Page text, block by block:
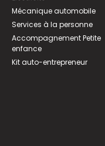
Mécanique automobile
Services à la personne
Accompagnement Petite
enfance
Kit auto-entrepreneur